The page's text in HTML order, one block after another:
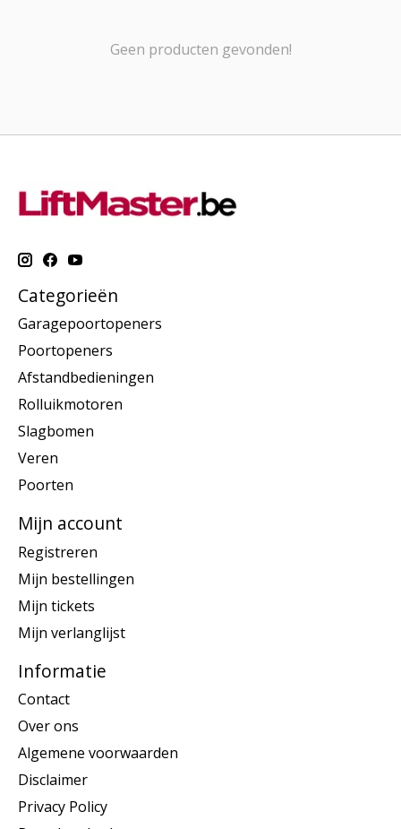
Geen producten gevonden!
Categorieën
Garagepoortopeners
Poortopeners
Afstandbedieningen
Rolluikmotoren
Slagbomen
Veren
Poorten
Mijn account
Registreren
Mijn bestellingen
Mijn tickets
Mijn verlanglijst
Informatie
Contact
Over ons
Algemene voorwaarden
Disclaimer
Privacy Policy